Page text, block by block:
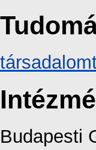
Budapesti